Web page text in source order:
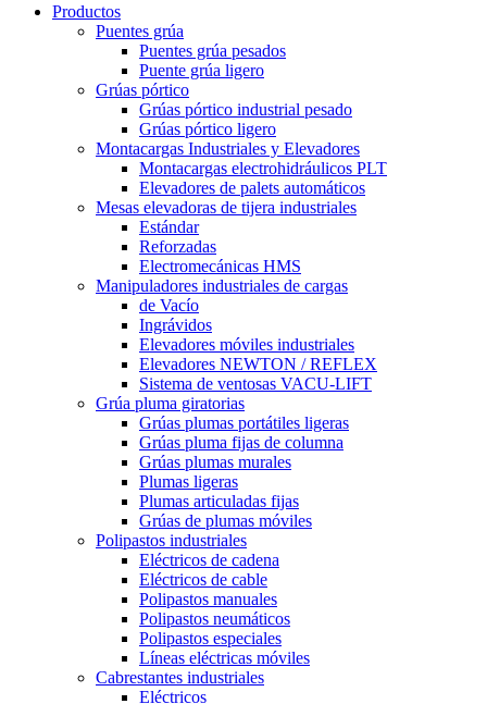
Productos
Puentes grúa
Puentes grúa pesados
Puente grúa ligero
Grúas pórtico
Grúas pórtico industrial pesado
Grúas pórtico ligero
Montacargas Industriales y Elevadores
Montacargas electrohidráulicos PLT
Elevadores de palets automáticos
Mesas elevadoras de tijera industriales
Estándar
Reforzadas
Electromecánicas HMS
Manipuladores industriales de cargas
de Vacío
Ingrávidos
Elevadores móviles industriales
Elevadores NEWTON / REFLEX
Sistema de ventosas VACU-LIFT
Grúa pluma giratorias
Grúas plumas portátiles ligeras
Grúas pluma fijas de columna
Grúas plumas murales
Plumas ligeras
Plumas articuladas fijas
Grúas de plumas móviles
Polipastos industriales
Eléctricos de cadena
Eléctricos de cable
Polipastos manuales
Polipastos neumáticos
Polipastos especiales
Líneas eléctricas móviles
Cabrestantes industriales
Eléctricos